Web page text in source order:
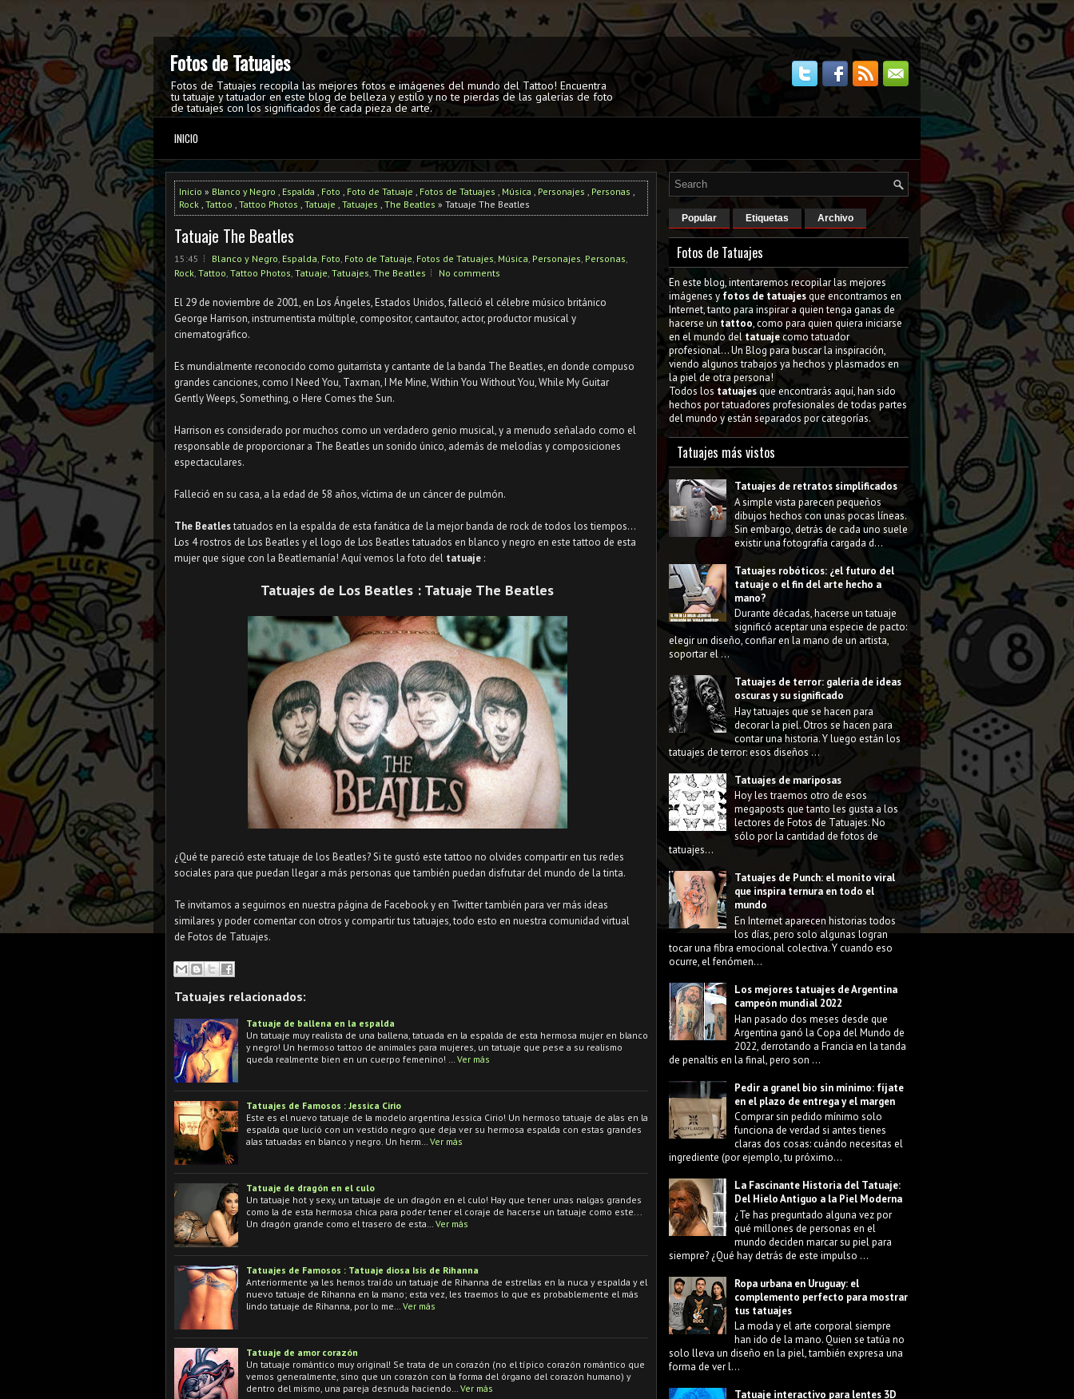
Fotos de Tatuajes
Fotos de Tatuajes recopila las mejores fotos e imágenes del mundo del Tattoo! Encuentra
tu tatuaje y tatuador en este blog de belleza y estilo y no te pierdas de las galerías de foto
de tatuajes con los significados de cada pieza de arte.
INICIO
Inicio » Blanco y Negro , Espalda , Foto , Foto de Tatuaje , Fotos de Tatuajes , Música , Personajes , Personas ,
Rock , Tattoo , Tattoo Photos , Tatuaje , Tatuajes , The Beatles » Tatuaje The Beatles
Tatuaje The Beatles
15:45 Blanco y Negro, Espalda, Foto, Foto de Tatuaje, Fotos de Tatuajes, Música, Personajes, Personas,
Rock, Tattoo, Tattoo Photos, Tatuaje, Tatuajes, The Beatles No comments
El 29 de noviembre de 2001, en Los Ángeles, Estados Unidos, falleció el célebre músico británico
George Harrison, instrumentista múltiple, compositor, cantautor, actor, productor musical y
cinematográfico.
Es mundialmente reconocido como guitarrista y cantante de la banda The Beatles, en donde compuso
grandes canciones, como I Need You, Taxman, I Me Mine, Within You Without You, While My Guitar
Gently Weeps, Something, o Here Comes the Sun.
Harrison es considerado por muchos como un verdadero genio musical, y a menudo señalado como el
responsable de proporcionar a The Beatles un sonido único, además de melodías y composiciones
espectaculares.
Falleció en su casa, a la edad de 58 años, víctima de un cáncer de pulmón.
The Beatlestatuados en la espalda de esta fanática de la mejor banda de rock de todos los tiempos...
Los 4 rostros de Los Beatles y el logo de Los Beatles tatuados en blanco y negro en este tattoo de esta
mujer que sigue con la Beatlemanía! Aquí vemos la foto del tatuaje :
Tatuajes de Los Beatles : Tatuaje The Beatles
¿Qué te pareció este tatuaje de los Beatles? Si te gustó este tattoo no olvides compartir en tus redes
sociales para que puedan llegar a más personas que también puedan disfrutar del mundo de la tinta.
Te invitamos a seguirnos en nuestra página de Facebook y en Twitter también para ver más ideas
similares y poder comentar con otros y compartir tus tatuajes, todo esto en nuestra comunidad virtual
de Fotos de Tatuajes.
Tatuajes relacionados:
Tatuaje de ballena en la espalda
Un tatuaje muy realista de una ballena, tatuada en la espalda de esta hermosa mujer en blanco
y negro! Un hermoso tattoo de animales para mujeres, un tatuaje que pese a su realismo
queda realmente bien en un cuerpo femenino! …
Ver más
Tatuajes de Famosos : Jessica Cirio
Este es el nuevo tatuaje de la modelo argentina Jessica Cirio! Un hermoso tatuaje de alas en la
espalda que lució con un vestido negro que deja ver su hermosa espalda con estas grandes
alas tatuadas en blanco y negro. Un herm…
Ver más
Tatuaje de dragón en el culo
Un tatuaje hot y sexy, un tatuaje de un dragón en el culo! Hay que tener unas nalgas grandes
como la de esta hermosa chica para poder tener el coraje de hacerse un tatuaje como este...
Un dragón grande como el trasero de esta…
Ver más
Tatuajes de Famosos : Tatuaje diosa Isis de Rihanna
Anteriormente ya les hemos traído un tatuaje de Rihanna de estrellas en la nuca y espalda y el
nuevo tatuaje de Rihanna en la mano; esta vez, les traemos lo que es probablemente el más
lindo tatuaje de Rihanna, por lo me…
Ver más
Tatuaje de amor corazón
Un tatuaje romántico muy original! Se trata de un corazón (no el típico corazón romántico que
vemos generalmente, sino que un corazón con la forma del órgano del corazón humano) y
dentro del mismo, una pareja desnuda haciendo…
Ver más
Popular Etiquetas Archivo
Fotos de Tatuajes
En este blog, intentaremos recopilar las mejores
imágenes y fotos de tatuajesque encontramos en
Internet, tanto para inspirar a quien tenga ganas de
hacerse un tattoo, como para quien quiera iniciarse
en el mundo del tatuajecomo tatuador
profesional... Un Blog para buscar la inspiración,
viendo algunos trabajos ya hechos y plasmados en
la piel de otra persona!
Todos los tatuajesque encontrarás aquí, han sido
hechos por tatuadores profesionales de todas partes
del mundo y están separados por categorías.
Tatuajes más vistos
Tatuajes de retratos simplificados
A simple vista parecen pequeños
dibujos hechos con unas pocas líneas.
Sin embargo, detrás de cada uno suele
existir una fotografía cargada d...
Tatuajes robóticos: ¿el futuro del
tatuaje o el fin del arte hecho a
mano?
Durante décadas, hacerse un tatuaje
significó aceptar una especie de pacto:
elegir un diseño, confiar en la mano de un artista,
soportar el ...
Tatuajes de terror: galería de ideas
oscuras y su significado
Hay tatuajes que se hacen para
decorar la piel. Otros se hacen para
contar una historia. Y luego están los
tatuajes de terror: esos diseños ...
Tatuajes de mariposas
Hoy les traemos otro de esos
megaposts que tanto les gusta a los
lectores de Fotos de Tatuajes. No
sólo por la cantidad de fotos de
tatuajes...
Tatuajes de Punch: el monito viral
que inspira ternura en todo el
mundo
En Internet aparecen historias todos
los días, pero solo algunas logran
tocar una fibra emocional colectiva. Y cuando eso
ocurre, el fenómen...
Los mejores tatuajes de Argentina
campeón mundial 2022
Han pasado dos meses desde que
Argentina ganó la Copa del Mundo de
2022, derrotando a Francia en la tanda
de penaltis en la final, pero son ...
Pedir a granel bio sin mínimo: fíjate
en el plazo de entrega y el margen
Comprar sin pedido mínimo solo
funciona de verdad si antes tienes
claras dos cosas: cuándo necesitas el
ingrediente (por ejemplo, tu próximo...
La Fascinante Historia del Tatuaje:
Del Hielo Antiguo a la Piel Moderna
¿Te has preguntado alguna vez por
qué millones de personas en el
mundo deciden marcar su piel para
siempre? ¿Qué hay detrás de este impulso ...
Ropa urbana en Uruguay: el
complemento perfecto para mostrar
tus tatuajes
La moda y el arte corporal siempre
han ido de la mano. Quien se tatúa no
solo lleva un diseño en la piel, también expresa una
forma de ver l...
Tatuaje interactivo para lentes 3D